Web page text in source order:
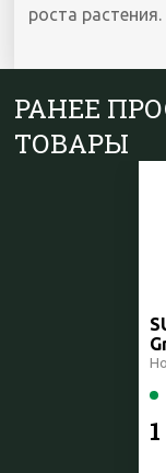
роста растения.
РАНЕЕ
ТОВАРЫ